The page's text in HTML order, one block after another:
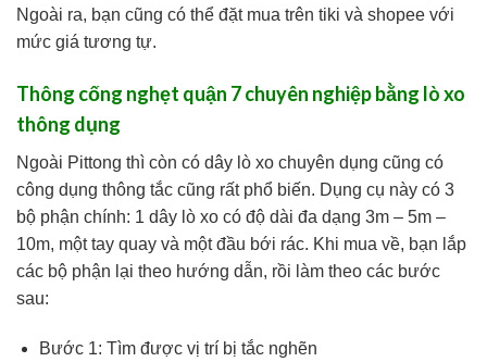
Ngoài ra, bạn cũng có thể đặt mua trên tiki và shopee với
mức giá tương tự.
Thông cống nghẹt quận 7 chuyên nghiệp bằng lò xo
thông dụng
Ngoài Pittong thì còn có dây lò xo chuyên dụng cũng có
công dụng thông tắc cũng rất phổ biến. Dụng cụ này có 3
bộ phận chính: 1 dây lò xo có độ dài đa dạng 3m – 5m –
10m, một tay quay và một đầu bới rác. Khi mua về, bạn lắp
các bộ phận lại theo hướng dẫn, rồi làm theo các bước
sau:
Bước 1: Tìm được vị trí bị tắc nghẽn